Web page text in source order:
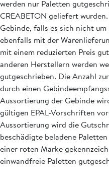
werden nur Paletten
CREABETON geliefert
Gebinde, falls es sich nicht
ebenfalls mit der
mit einem reduzierten Preis
anderen Herstellern werden
gutgeschrieben. Die Anzahl
durch einen
Aussortierung der Gebinde
gültigen EPAL-Vorschriften
Aussortierung wird die
beschädigte beladene
einer roten Marke
einwandfreie Paletten